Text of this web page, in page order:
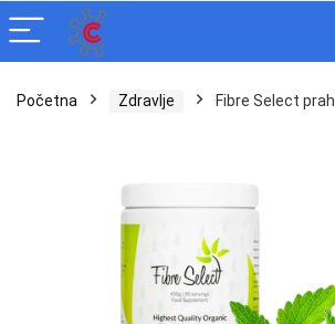
Početna Zdravlje Fibre Select prah